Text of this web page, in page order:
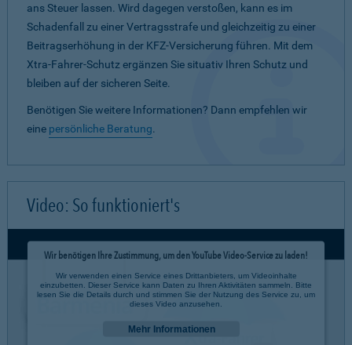
ans Steuer lassen. Wird dagegen verstoßen, kann es im
Schadenfall zu einer Vertragsstrafe und gleichzeitig zu einer
Beitragserhöhung in der KFZ-Versicherung führen. Mit dem
Xtra-Fahrer-Schutz ergänzen Sie situativ Ihren Schutz und
bleiben auf der sicheren Seite.
Benötigen Sie weitere Informationen? Dann empfehlen wir
eine persönliche Beratung.
Video: So funktioniert's
Wir benötigen Ihre Zustimmung, um den YouTube Video-Service zu laden!
Wir verwenden einen Service eines Drittanbieters, um Videoinhalte
einzubetten. Dieser Service kann Daten zu Ihren Aktivitäten sammeln. Bitte
lesen Sie die Details durch und stimmen Sie der Nutzung des Service zu, um
dieses Video anzusehen.
Mehr Informationen